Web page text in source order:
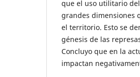
que el uso utilitario
grandes dimensiones
el territorio. Esto se
génesis de las
Concluyo que en la
impactan